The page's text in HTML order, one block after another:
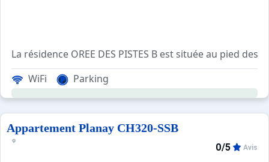
Les Plus de cette location à la montagne :
****Environnement****
Choix idéal de location vacances à la montagne :
WiFi Parking
Appartement Planay CH320-SSB
0/5 Avis